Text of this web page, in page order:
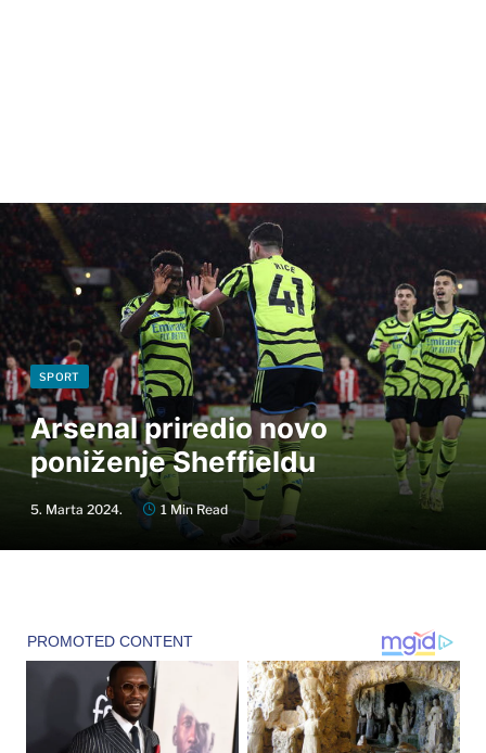
SPORT
Arsenal priredio novo
poniženje Sheffieldu
5. Marta 2024. 1 Min Read